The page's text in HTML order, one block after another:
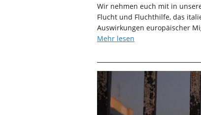
Wir nehmen euch mit in
Flucht und Fluchthilfe, das
Auswirkungen europäischer
Mehr lesen